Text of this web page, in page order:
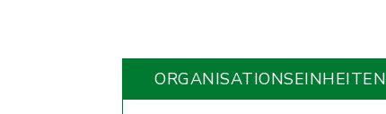
ORGANISATIONS­EINHEITEN